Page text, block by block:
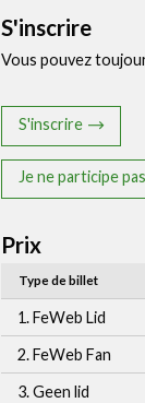
S'inscrire
Vous pouvez
S'inscrire
Je ne participe pas
Prix
Type de billet
1. FeWeb Lid
2. FeWeb Fan
3. Geen lid